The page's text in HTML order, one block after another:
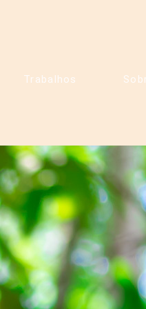
Trabalhos